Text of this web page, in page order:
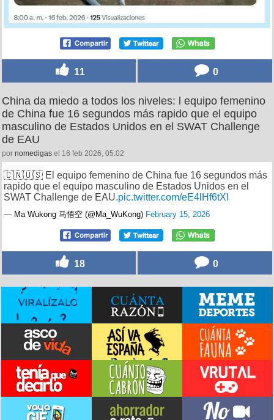
11 0
China da miedo a todos los niveles: l equipo femenino
de China fue 16 segundos más rapido que el equipo
masculino de Estados Unidos en el SWAT Challenge
de EAU
por nomedigas el 16 feb 2026, 05:02
🇨🇳🇺🇸 El equipo femenino de China fue 16 segundos más
rapido que el equipo masculino de Estados Unidos en el
SWAT Challenge de EAU.pic.twitter.com/eE4lHf6tXl
— Ma Wukong 马悟空 (@Ma_WuKong) February 15, 2026
18 0